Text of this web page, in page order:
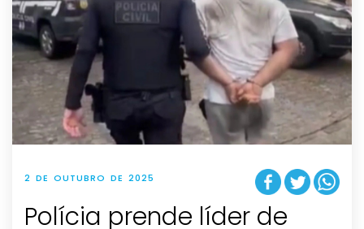
2 DE OUTUBRO DE 2025
Polícia prende líder de